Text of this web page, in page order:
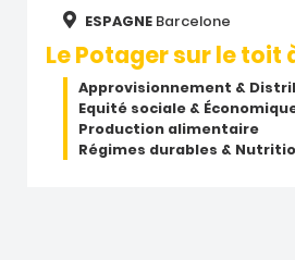
ESPAGNE Barcelone
Le Potager sur le toit
Approvisionnement &
Equité sociale &
Production alimentaire
Régimes durables &